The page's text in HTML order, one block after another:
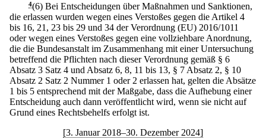
4(6) Bei Entscheidungen über Maßnahmen und Sanktionen,
die erlassen wurden wegen eines Verstoßes gegen die Artikel 4
bis 16, 21, 23 bis 29 und 34 der Verordnung (EU) 2016/1011
oder wegen eines Verstoßes gegen eine vollziehbare Anordnung,
die die Bundesanstalt im Zusammenhang mit einer Untersuchung
betreffend die Pflichten nach dieser Verordnung gemäß § 6
Absatz 3 Satz 4 und Absatz 6, 8, 11 bis 13, § 7 Absatz 2, § 10
Absatz 2 Satz 2 Nummer 1 oder 2 erlassen hat, gelten die Absätze
1 bis 5 entsprechend mit der Maßgabe, dass die Aufhebung einer
Entscheidung auch dann veröffentlicht wird, wenn sie nicht auf
Grund eines Rechtsbehelfs erfolgt ist.
[3. Januar 2018–30. Dezember 2024]